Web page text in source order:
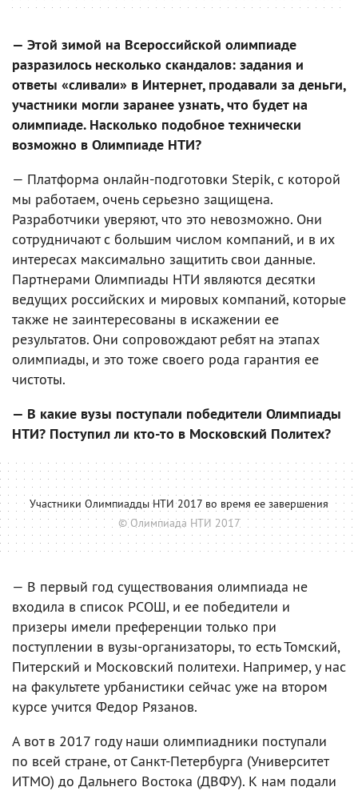
— Этой зимой на Всероссийской олимпиаде
разразилось несколько скандалов: задания и
ответы «сливали» в Интернет, продавали за деньги,
участники могли заранее узнать, что будет на
олимпиаде. Насколько подобное технически
возможно в Олимпиаде НТИ?
— Платформа онлайн-подготовки Stepik, с которой
мы работаем, очень серьезно защищена.
Разработчики уверяют, что это невозможно. Они
сотрудничают с большим числом компаний, и в их
интересах максимально защитить свои данные.
Партнерами Олимпиады НТИ являются десятки
ведущих российских и мировых компаний, которые
также не заинтересованы в искажении ее
результатов. Они сопровождают ребят на этапах
олимпиады, и это тоже своего рода гарантия ее
чистоты.
— В какие вузы поступали победители Олимпиады
НТИ? Поступил ли кто-то в Московский Политех?
Участники Олимпиадды НТИ 2017 во время ее завершения
© Олимпиада НТИ 2017
— В первый год существования олимпиада не
входила в список РСОШ, и ее победители и
призеры имели преференции только при
поступлении в вузы-организаторы, то есть Томский,
Питерский и Московский политехи. Например, у нас
на факультете урбанистики сейчас уже на втором
курсе учится Федор Рязанов.
А вот в 2017 году наши олимпиадники поступали
по всей стране, от Санкт-Петербурга (Университет
ИТМО) до Дальнего Востока (ДВФУ). К нам подали